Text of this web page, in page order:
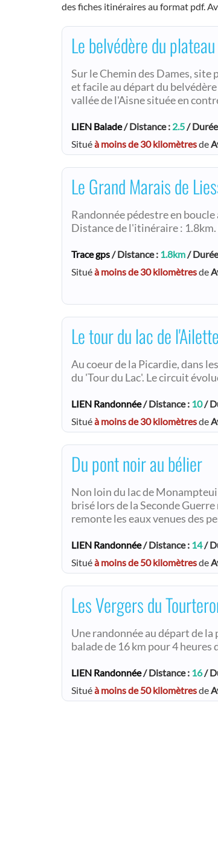
des fiches itinéraires au format pdf.
Le belvédère du
Sur le Chemin des Dames,
et facile au départ du
vallée de l'Aisne située en
LIEN Balade/ Distance : 2.5/
Situéà moins de 30 kilomètresde
Le Grand Marais de
Randonnée pédestre en
Distance de l'itinéraire :
Trace gps/ Distance : 1.8km/
Situéà moins de 30 kilomètresde
Le tour du lac de l'Ailette
Au coeur de la Picardie, dans
du 'Tour du Lac'. Le circuit
LIEN Randonnée/ Distance : 10/
Situéà moins de 30 kilomètresde
Du pont noir au bélier
Non loin du lac de
brisé lors de la Seconde
remonte les eaux venues des
LIEN Randonnée/ Distance : 14/
Situéà moins de 50 kilomètresde
Les Vergers du
Une randonnée au départ de
balade de 16 km pour 4 heures
LIEN Randonnée/ Distance : 16/
Situéà moins de 50 kilomètresde